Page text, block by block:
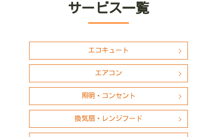
サービス一覧
エコキュート
エアコン
照明・コンセント
換気扇・レンジフード